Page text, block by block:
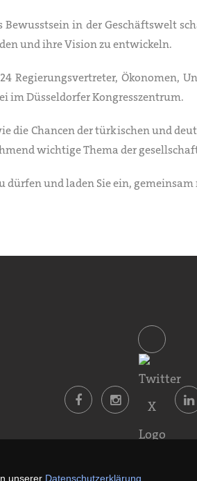
in der Geschäftswelt
und ihre Vision zu entwickeln.
Regierungsvertreter, Ökonomen,
im Düsseldorfer Kongresszentrum.
die Chancen der türkischen und
wichtige Thema der
dürfen und laden Sie ein,
unserer Datenschutzerklärung